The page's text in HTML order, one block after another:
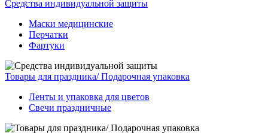
Средства индивидуальной защиты
Маски медицинские
Перчатки
Фартуки
Товары для праздника/ Подарочная упаковка
Ленты и упаковка для цветов
Свечи праздничные